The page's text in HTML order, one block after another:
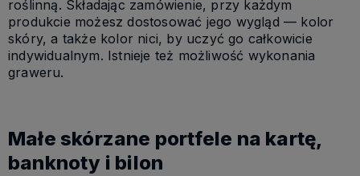
roślinną. Składając zamówienie, przy każdym
produkcie możesz dostosować jego wygląd — kolor
skóry, a także kolor nici, by uczyć go całkowicie
indywidualnym. Istnieje też możliwość wykonania
graweru.
Małe skórzane portfele na kartę,
banknoty i bilon